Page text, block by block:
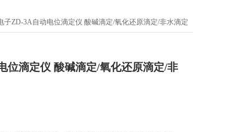
子ZD-3A自动电位滴定仪 酸碱滴定/氧化还原滴定/非水滴定
位滴定仪 酸碱滴定/氧化还原滴定/非